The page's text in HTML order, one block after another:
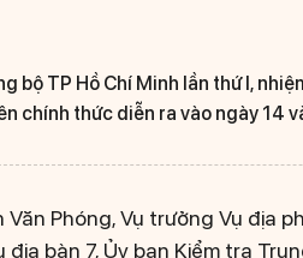
bộ TP Hồ Chí Minh lần thứ I,
chính thức diễn ra vào ngày 14
Phóng, Vụ trưởng Vụ địa
bàn 7, Ủy ban Kiểm tra